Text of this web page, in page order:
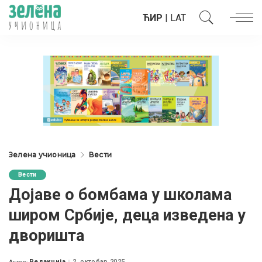
ЋИР | LAT
Зелена учионица Вести
Вести
Дојаве о бомбама у школама
широм Србије, деца изведена у
дворишта